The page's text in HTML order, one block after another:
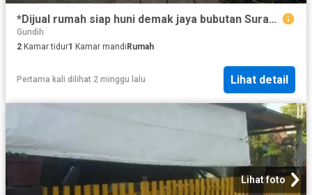
*Dijual rumah siap huni demak jaya bubutan Surabaya*
Gundih
2 Kamar tidur1 Kamar mandi Rumah
Pertama kali dilihat 2 minggu lalu Lihat detail
Lihat foto